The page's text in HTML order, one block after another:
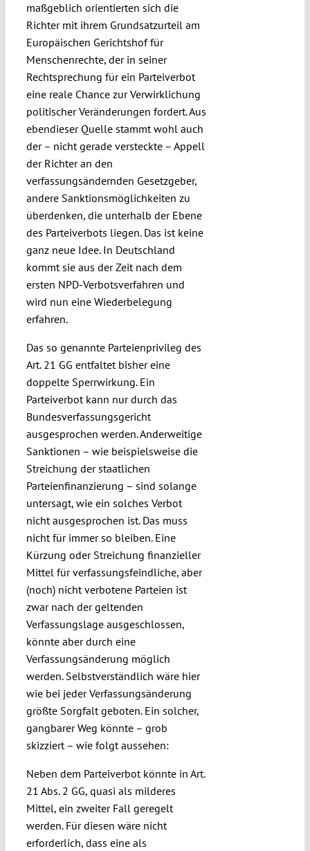
maßgeblich orientierten sich die
Richter mit ihrem Grundsatzurteil am
Europäischen Gerichtshof für
Menschenrechte, der in seiner
Rechtsprechung für ein Parteiverbot
eine reale Chance zur Verwirklichung
politischer Veränderungen fordert. Aus
ebendieser Quelle stammt wohl auch
der – nicht gerade versteckte – Appell
der Richter an den
verfassungsändernden Gesetzgeber,
andere Sanktionsmöglichkeiten zu
überdenken, die unterhalb der Ebene
des Parteiverbots liegen. Das ist keine
ganz neue Idee. In Deutschland
kommt sie aus der Zeit nach dem
ersten NPD-Verbotsverfahren und
wird nun eine Wiederbelegung
erfahren.
Das so genannte Parteienprivileg des
Art. 21 GG entfaltet bisher eine
doppelte Sperrwirkung. Ein
Parteiverbot kann nur durch das
Bundesverfassungsgericht
ausgesprochen werden. Anderweitige
Sanktionen – wie beispielsweise die
Streichung der staatlichen
Parteienfinanzierung – sind solange
untersagt, wie ein solches Verbot
nicht ausgesprochen ist. Das muss
nicht für immer so bleiben. Eine
Kürzung oder Streichung finanzieller
Mittel für verfassungsfeindliche, aber
(noch) nicht verbotene Parteien ist
zwar nach der geltenden
Verfassungslage ausgeschlossen,
könnte aber durch eine
Verfassungsänderung möglich
werden. Selbstverständlich wäre hier
wie bei jeder Verfassungsänderung
größte Sorgfalt geboten. Ein solcher,
gangbarer Weg könnte – grob
skizziert – wie folgt aussehen:
Neben dem Parteiverbot könnte in Art.
21 Abs. 2 GG, quasi als milderes
Mittel, ein zweiter Fall geregelt
werden. Für diesen wäre nicht
erforderlich, dass eine als